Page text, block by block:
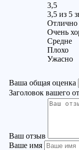
3,5
3,5 из 5
Отлично
Очень
Средне
Плохо
Ужасно
Ваша общая оценка
Заголовок вашего
Ваш отзыв
Ваше имя